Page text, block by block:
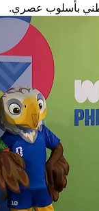
بأسلوب عصري.